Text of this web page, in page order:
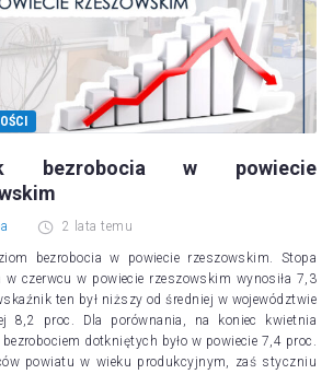
bezrobocia w powiecie
2 lata temu
bezrobocia w powiecie rzeszowskim. Stopa
w czerwcu w powiecie rzeszowskim wynosiła 7,3
ten był niższy od średniej w województwie
8,2 proc. Dla porównania, na koniec kwietnia
dotkniętych było w powiecie 7,4 proc.
powiatu w wieku produkcyjnym, zaś styczniu